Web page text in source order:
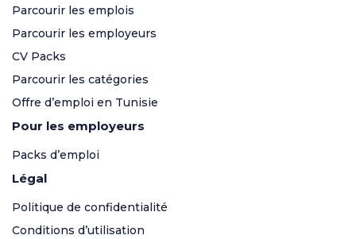
Parcourir les emplois
Parcourir les employeurs
CV Packs
Parcourir les catégories
Offre d’emploi en Tunisie
Pour les employeurs
Packs d’emploi
Légal
Politique de confidentialité
Conditions d’utilisation